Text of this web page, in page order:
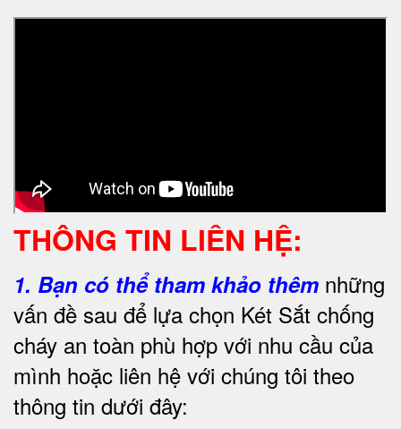
THÔNG TIN LIÊN HỆ:
1. Bạn có thể tham khảo thêm những
vấn đề sau để lựa chọn Két Sắt chống
cháy an toàn phù hợp với nhu cầu của
mình hoặc liên hệ với chúng tôi theo
thông tin dưới đây: